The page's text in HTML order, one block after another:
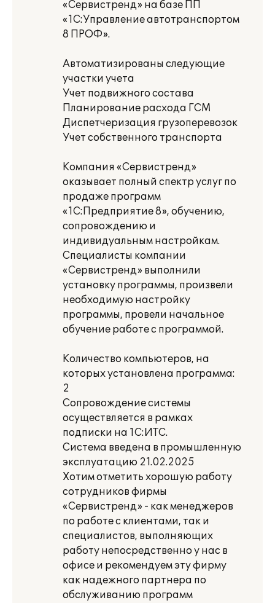
«Сервистренд» на базе ПП
«1С:Управление автотранспортом
8 ПРОФ».
Автоматизированы следующие
участки учета
Учет подвижного состава
Планирование расхода ГСМ
Диспетчеризация грузоперевозок
Учет собственного транспорта
Компания «Сервистренд»
оказывает полный спектр услуг по
продаже программ
«1С:Предприятие 8», обучению,
сопровождению и
индивидуальным настройкам.
Специалисты компании
«Сервистренд» выполнили
установку программы, произвели
необходимую настройку
программы, провели начальное
обучение работе с программой.
Количество компьютеров, на
которых установлена программа:
2
Сопровождение системы
осуществляется в рамках
подписки на 1С:ИТС.
Система введена в промышленную
эксплуатацию 21.02.2025
Хотим отметить хорошую работу
сотрудников фирмы
«Сервистренд» - как менеджеров
по работе с клиентами, так и
специалистов, выполняющих
работу непосредственно у нас в
офисе и рекомендуем эту фирму
как надежного партнера по
обслуживанию программ